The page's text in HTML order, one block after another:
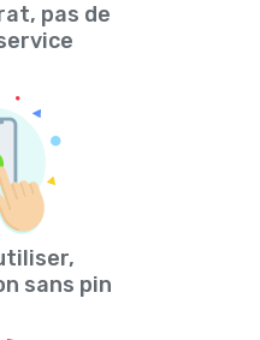
pas de
sans pin